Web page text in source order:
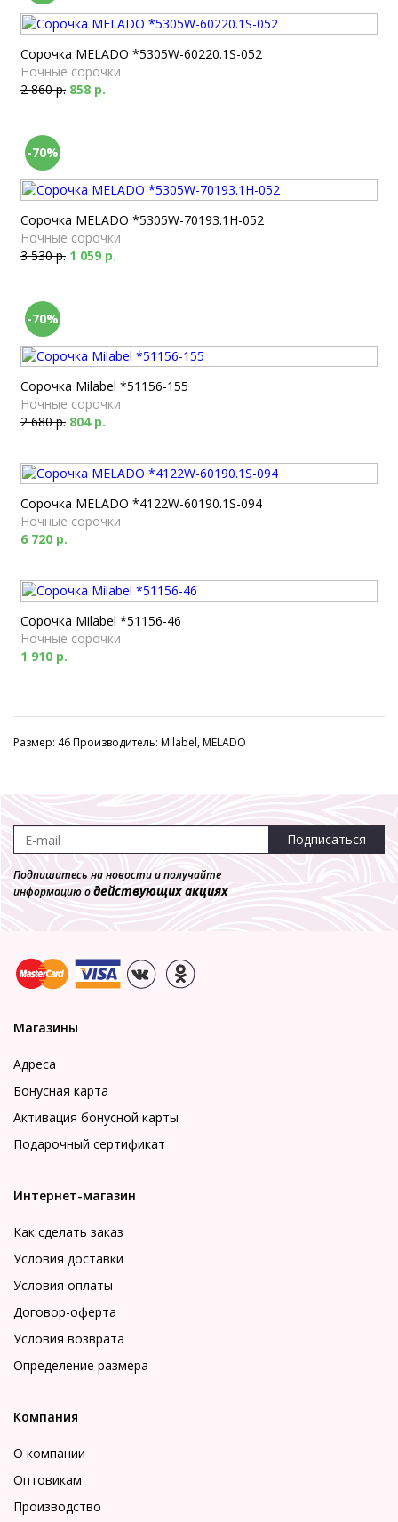
Сорочка MELADO *5305W-60220.1S-052
Ночные сорочки
2 860 р. 858 р.
-70%
Сорочка MELADO *5305W-70193.1H-052
Ночные сорочки
3 530 р. 1 059 р.
-70%
Сорочка Milabel *51156-155
Ночные сорочки
2 680 р. 804 р.
Сорочка MELADO *4122W-60190.1S-094
Ночные сорочки
6 720 р.
Сорочка Milabel *51156-46
Ночные сорочки
1 910 р.
Размер: 46 Производитель: Milabel, MELADO
Подписаться
Подпишитесь на новости и получайте
информацию одействующих акциях
Магазины
Адреса
Бонусная карта
Активация бонусной карты
Подарочный сертификат
Интернет-магазин
Как сделать заказ
Условия доставки
Условия оплаты
Договор-оферта
Условия возврата
Определение размера
Компания
О компании
Оптовикам
Производство